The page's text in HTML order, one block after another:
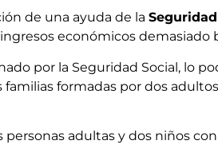
de una ayuda de la
económicos demasiado
por la Seguridad Social, lo
formadas por dos
adultas y dos niños